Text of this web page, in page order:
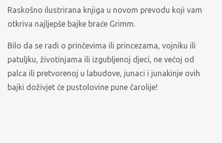
Raskošno ilustrirana knjiga u novom prevodu koji vam
otkriva najljepše bajke braće Grimm.
Bilo da se radi o prinčevima ili princezama, vojniku ili
patuljku, životinjama ili izgubljenoj djeci, ne većoj od
palca ili pretvorenoj u labudove, junaci i junakinje ovih
bajki doživjet će pustolovine pune čarolije!